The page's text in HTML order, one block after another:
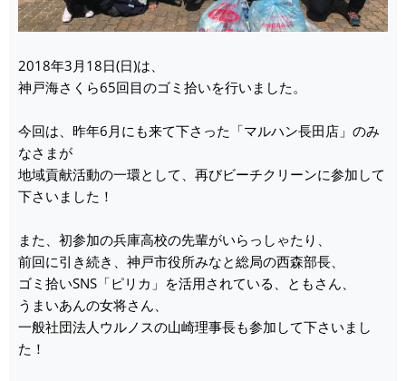
2018年3月18日(日)は、
神戸海さくら65回目のゴミ拾いを行いました。
今回は、昨年6月にも来て下さった「マルハン長田店」のみ
なさまが
地域貢献活動の一環として、再びビーチクリーンに参加して
下さいました！
また、初参加の兵庫高校の先輩がいらっしゃたり、
前回に引き続き、神戸市役所みなと総局の西森部長、
ゴミ拾いSNS「ピリカ」を活用されている、ともさん、
うまいあんの女将さん、
一般社団法人ウルノスの山崎理事長も参加して下さいまし
た！